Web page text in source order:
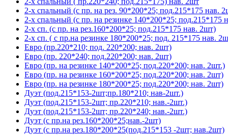
2-х спальный (с пр. на рез. 90*200*25; под.215*175 нав.
2-х спальный (с пр. на резинке 140*200*25; под.215*175
2-х сп. (с пр. на рез.160*200*25; под.215*175 нав. 2шт)
2-х сп. ( с пр.на резинке 180*200*25; под. 215*175 нав.
Евро (пр.220*210; под. 220*200; нав. 2шт)
Евро (пр. 220*240; под.220*200; нав. 2шт)
Евро (пр. на резинке 140*200*25; под.220*200; нав. 2шт.)
Евро (пр. на резинке 160*200*25; под.220*200; нав. 2шт)
Евро (пр. на резинке 180*200*25; под.220*200; нав. 2шт)
Дуэт (под.215*153-2шт;пр.180*210; нав-2шт.)
Дуэт (под.215*153-2шт; пр.220*210; нав.-2шт.)
Дуэт (под.215*153-2шт; пр.220*240; нав.-2шт.)
Дуэт (с пр.на рез.160*200*25;нав.-2шт)
Дуэт (с пр.на рез.180*200*25(под.215*153 -2шт; нав.2шт)